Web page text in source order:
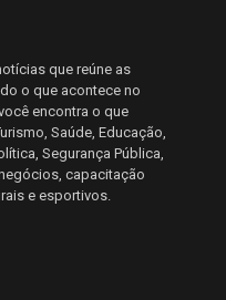
que reúne as
o que acontece no
encontra o que
Saúde, Educação,
Segurança Pública,
capacitação
e esportivos.